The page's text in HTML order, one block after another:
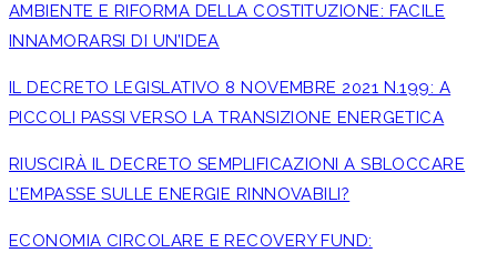
AMBIENTE E RIFORMA DELLA COSTITUZIONE: FACILE
INNAMORARSI DI UN’IDEA
IL DECRETO LEGISLATIVO 8 NOVEMBRE 2021 N.199: A
PICCOLI PASSI VERSO LA TRANSIZIONE ENERGETICA
RIUSCIRÀ IL DECRETO SEMPLIFICAZIONI A SBLOCCARE
L’EMPASSE SULLE ENERGIE RINNOVABILI?
ECONOMIA CIRCOLARE E RECOVERY FUND: